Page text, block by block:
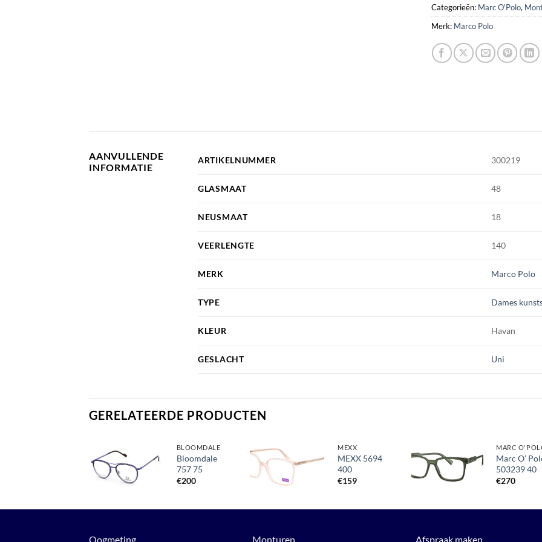
Categorieën: Marc O'Polo,
Merk: Marco Polo
AANVULLENDE
INFORMATIE
ARTIKELNUMMER 300219
GLASMAAT 48
NEUSMAAT 18
VEERLENGTE 140
MERK Marco Polo
TYPE Dames
KLEUR Havan
GESLACHT Uni
GERELATEERDE PRODUCTEN
Toevoegen
aan
BLOOMDALE
Bloomdale
757 75
€200
aan
verlanglijst
MEXX
MEXX 5694
400
€159
Toevoegen
aan
MARC
Marc O’
503239 40
€270
Oogmeting Monturen Afspraak maken